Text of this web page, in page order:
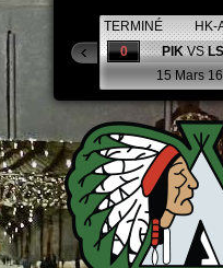
TERMINÉ
HK-
0 PIKVS
15 Mars